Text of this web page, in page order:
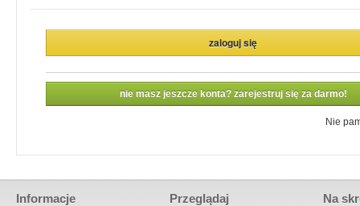
nie masz jeszcze konta? zarejestruj się za darmo!
Nie
Informacje Przeglądaj Na